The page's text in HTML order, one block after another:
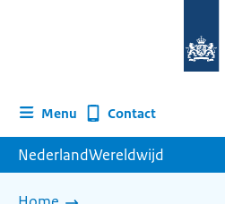
homepage
Menu Contact
NederlandWereldwijd